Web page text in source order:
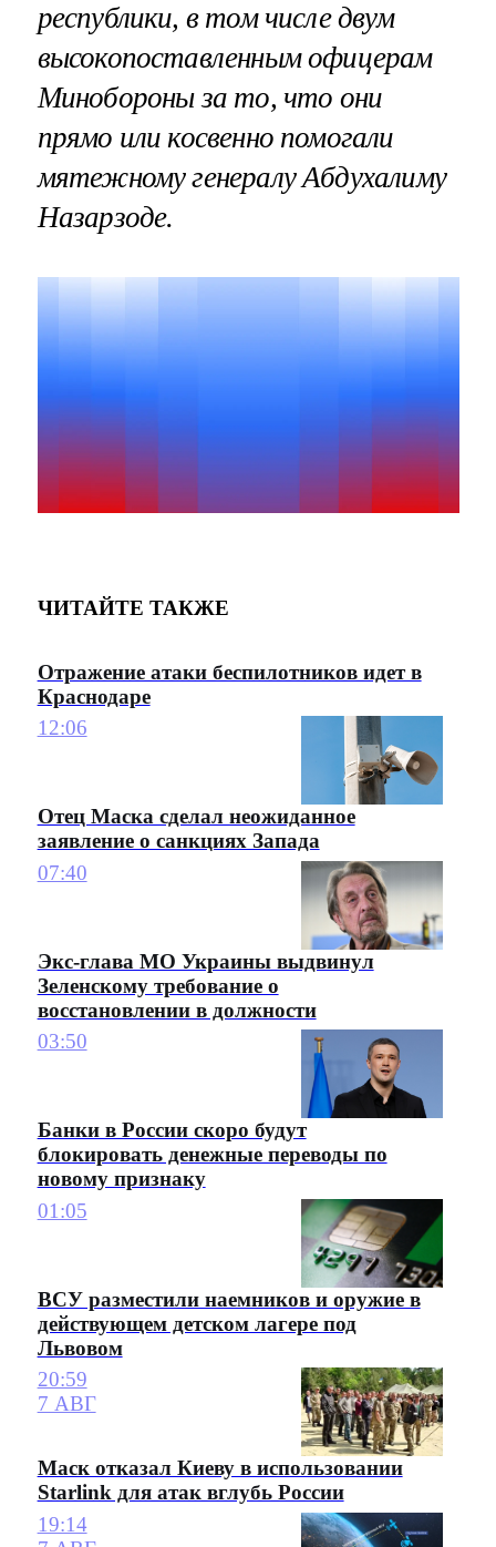
республики, в том числе двум
высокопоставленным офицерам
Минобороны за то, что они
прямо или косвенно помогали
мятежному генералу Абдухалиму
Назарзоде.
ЧИТАЙТЕ ТАКЖЕ
Отражение атаки беспилотников идет в
Краснодаре
12:06
Отец Маска сделал неожиданное
заявление о санкциях Запада
07:40
Экс-глава МО Украины выдвинул
Зеленскому требование о
восстановлении в должности
03:50
Банки в России скоро будут
блокировать денежные переводы по
новому признаку
01:05
ВСУ разместили наемников и оружие в
действующем детском лагере под
Львовом
20:59
7 АВГ
Маск отказал Киеву в использовании
Starlink для атак вглубь России
19:14